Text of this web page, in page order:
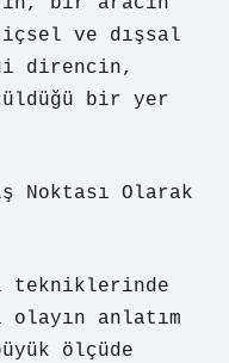
ve dışsal
direncin,
bir yer
Noktası Olarak
tekniklerinde
olayın anlatım
ölçüde